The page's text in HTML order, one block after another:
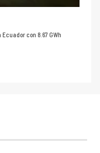
con 8.67 GWh